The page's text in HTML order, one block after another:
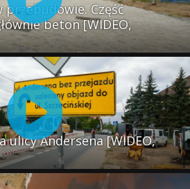
przebudowie. Część
beton [WIDEO,
ulicy Andersena [WIDEO,